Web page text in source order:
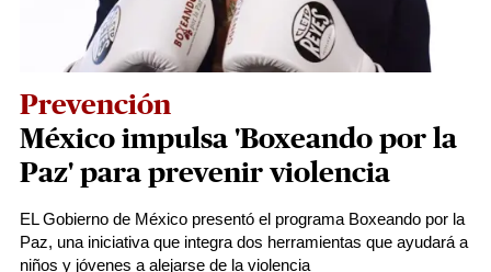
Prevención
México impulsa 'Boxeando por la
Paz' para prevenir violencia
EL Gobierno de México presentó el programa Boxeando por la
Paz, una iniciativa que integra dos herramientas que ayudará a
niños y jóvenes a alejarse de la violencia